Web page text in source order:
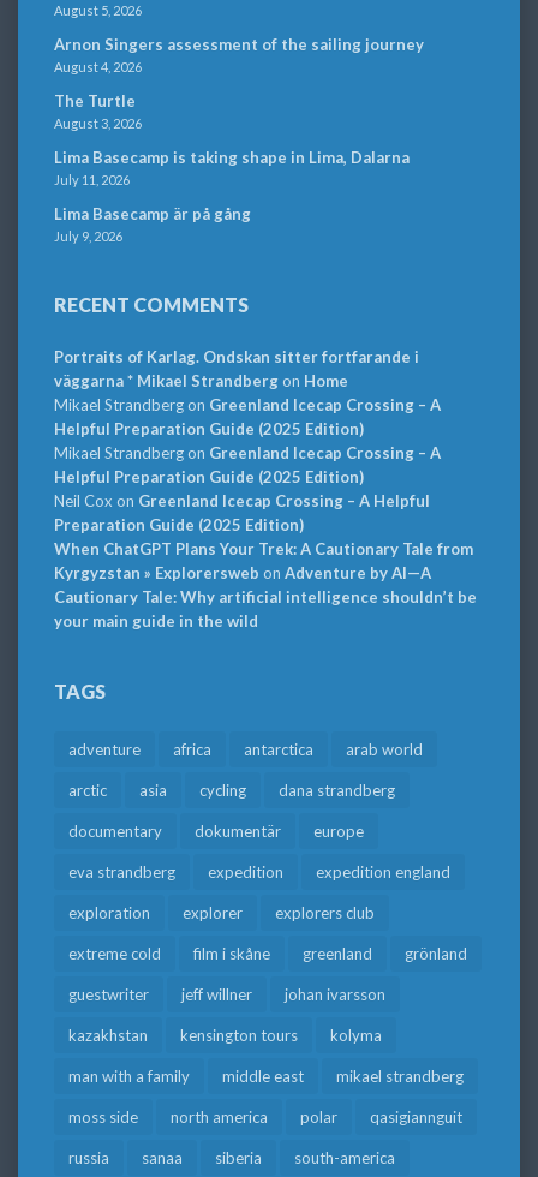
August 5, 2026
Arnon Singers assessment of the sailing journey
August 4, 2026
The Turtle
August 3, 2026
Lima Basecamp is taking shape in Lima, Dalarna
July 11, 2026
Lima Basecamp är på gång
July 9, 2026
RECENT COMMENTS
Portraits of Karlag. Ondskan sitter fortfarande i
väggarna * Mikael Strandbergon Home
Mikael Strandbergon Greenland Icecap Crossing – A
Helpful Preparation Guide (2025 Edition)
Mikael Strandbergon Greenland Icecap Crossing – A
Helpful Preparation Guide (2025 Edition)
Neil Cox on Greenland Icecap Crossing – A Helpful
Preparation Guide (2025 Edition)
When ChatGPT Plans Your Trek: A Cautionary Tale from
Kyrgyzstan » Explorersweb on Adventure by AI—A
Cautionary Tale: Why artificial intelligence shouldn’t be
your main guide in the wild
TAGS
adventure africa antarctica arab world
arctic asia cycling dana strandberg
documentary dokumentär europe
eva strandberg expedition expedition england
exploration explorer explorers club
extreme cold film i skåne greenland grönland
guestwriter jeff willner johan ivarsson
kazakhstan kensington tours kolyma
man with a family middle east mikael strandberg
moss side north america polar qasigiannguit
russia sanaa siberia south-america